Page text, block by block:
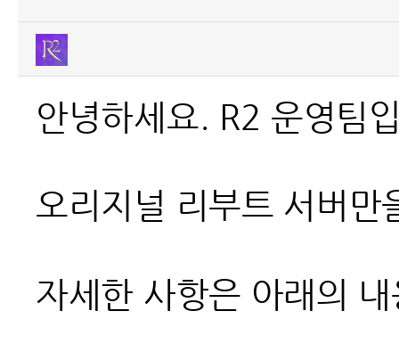
안녕하세요. R2 운영팀
오리지널 리부트 서버
자세한 사항은 아래의